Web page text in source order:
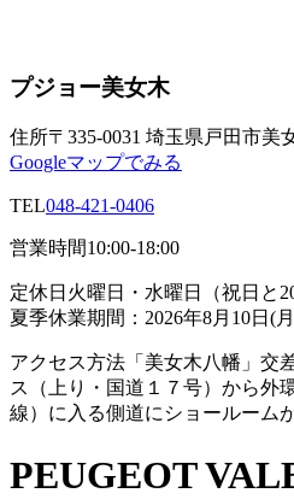
プジョー美女木
住所〒335-0031 埼玉県戸田市美
Googleマップでみる
TEL048-421-0406
営業時間10:00-18:00
定休日 火曜日・水曜日（祝日と
夏季休業期間：2026年8月10日(
アクセス方法 「美女木八幡」交
ス（上り・国道１７号）から外
線）に入る側道にショールーム
PEUGEOT